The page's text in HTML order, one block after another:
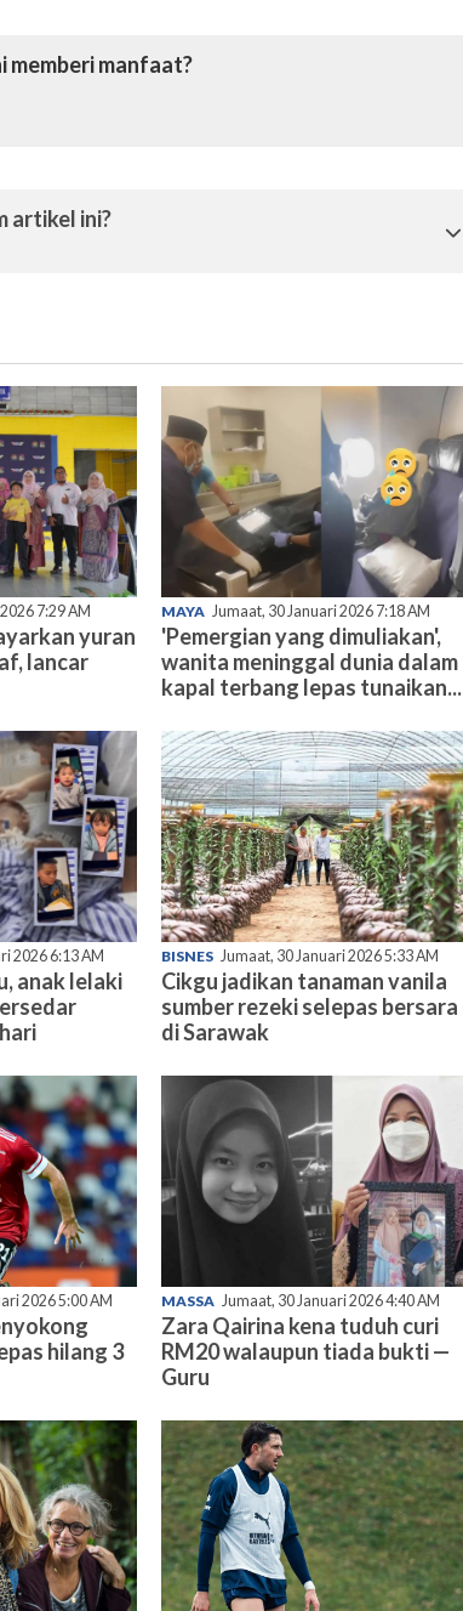
memberi manfaat?
artikel ini?
7:29 AM
yuran
lancar
MAYA Jumaat, 30 Januari 2026 7:18 AM
'Pemergian yang dimuliakan',
wanita meninggal dunia dalam
kapal terbang lepas tunaikan...
2026 6:13 AM
anak lelaki
BISNES Jumaat, 30 Januari 2026 5:33 AM
Cikgu jadikan tanaman vanila
sumber rezeki selepas bersara
di Sarawak
2026 5:00 AM
hilang 3
MASSA Jumaat, 30 Januari 2026 4:40 AM
Zara Qairina kena tuduh curi
RM20 walaupun tiada bukti —
Guru